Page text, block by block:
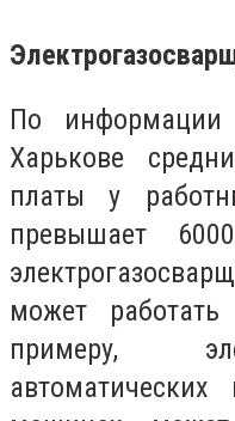
По информации
Харькове
платы у
превышает
может
примеру,
автоматических